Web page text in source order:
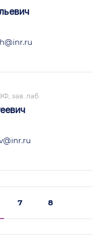
зав. лаб.
7 8